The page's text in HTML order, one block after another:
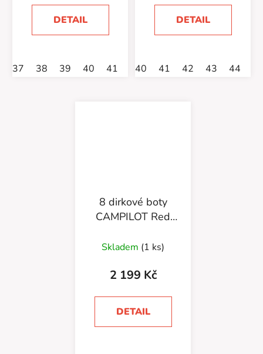
DETAIL
37 38 39 40 41 43 44 45 46
5,0
z
DETAIL
40 41 42 43 44
8 dirkové boty
CAMPILOT Red
Skladem (1 ks)
2 199 Kč
DETAIL